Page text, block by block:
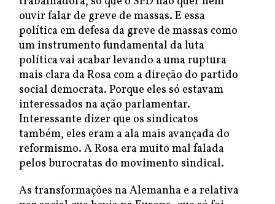
ouvir falar de greve de massas. E essa
política em defesa da greve de massas como
um instrumento fundamental da luta
política vai acabar levando a uma ruptura
mais clara da Rosa com a direção do partido
social democrata. Porque eles só estavam
interessados na ação parlamentar.
Interessante dizer que os sindicatos
também, eles eram a ala mais avançada do
reformismo. A Rosa era muito mal falada
pelos burocratas do movimento sindical.
As transformações na Alemanha e a relativa